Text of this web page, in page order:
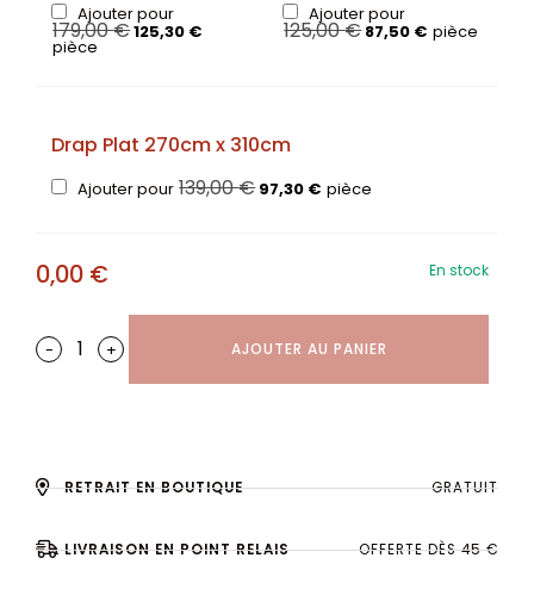
Ajouter pour
179,00€125,30 €
pièce
Ajouter pour
125,00€87,50 € pièce
Drap Plat 270cm x 310cm
Ajouter pour 139,00€97,30 € pièce
0,00 € En stock
- + AJOUTER AU PANIER
RETRAIT EN BOUTIQUE GRATUIT
LIVRAISON EN POINT RELAIS OFFERTE DÈS 45 €